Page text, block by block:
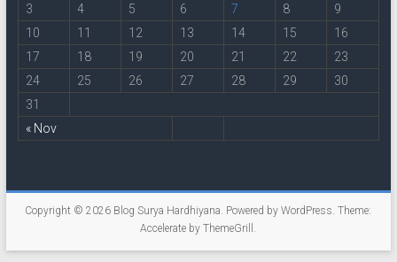
« Nov
3
4 5 6 7 8
9
10
11 12 13 14 15
16
17
18 19 20 21 22
23
24
25 26 27 28 29
30
31
Copyright © 2026 Blog Surya Hardhiyana. Powered byWordPress. Theme:
Accelerate byThemeGrill .